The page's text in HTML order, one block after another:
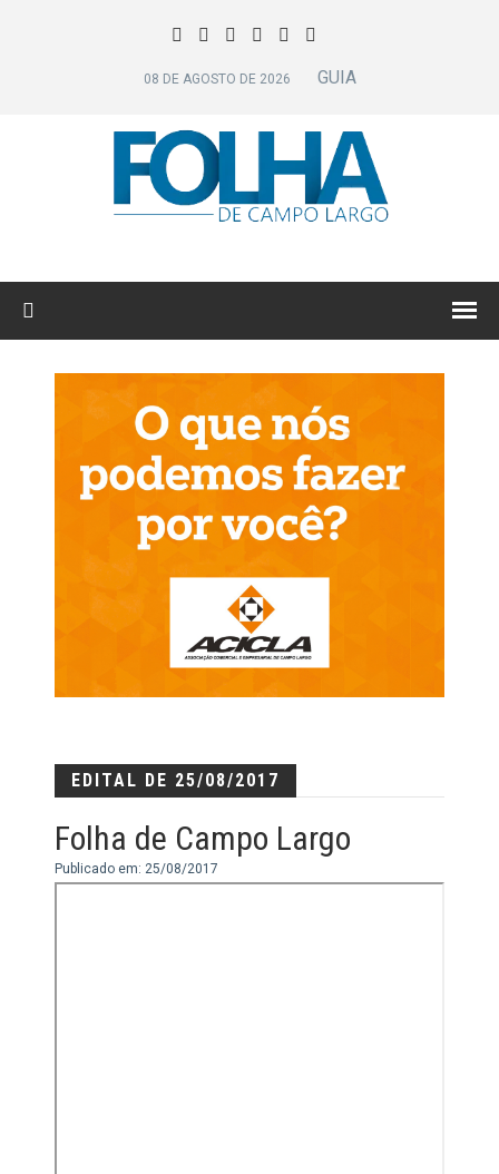
08 DE AGOSTO DE 2026 GUIA
EDITAL DE 25/08/2017
Folha de Campo Largo
Publicado em: 25/08/2017